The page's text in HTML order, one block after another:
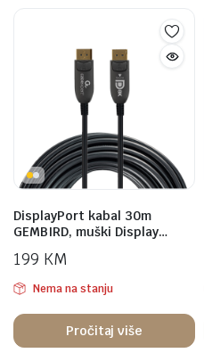
DisplayPort kabal 30m
GEMBIRD, muški Display…
199 KM
Nema na stanju
Pročitaj više